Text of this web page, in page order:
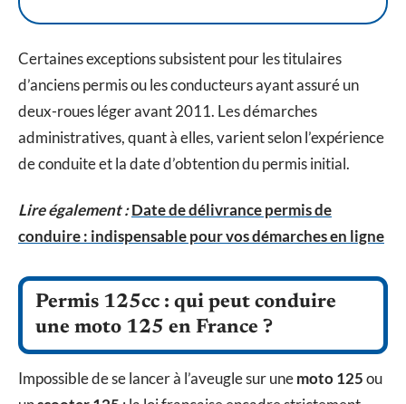
Certaines exceptions subsistent pour les titulaires
d’anciens permis ou les conducteurs ayant assuré un
deux-roues léger avant 2011. Les démarches
administratives, quant à elles, varient selon l’expérience
de conduite et la date d’obtention du permis initial.
Lire également :Date de délivrance permis de
conduire : indispensable pour vos démarches en ligne
Permis 125cc : qui peut conduire
une moto 125 en France ?
Impossible de se lancer à l’aveugle sur unemoto 125ou